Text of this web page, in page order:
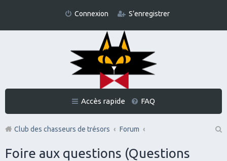
Connexion S’enregistrer
Accès rapide FAQ
Club des chasseurs de trésors
Forum
Foire aux questions (Questions